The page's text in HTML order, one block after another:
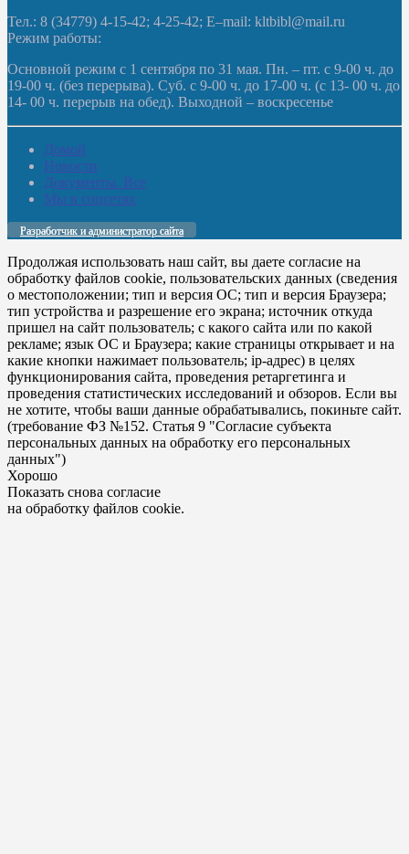
Тел.: 8 (34779) 4-15-42; 4-25-42; E–mail: kltbibl@mail.ru
Режим работы:
Основной режим с 1 сентября по 31 мая. Пн. – пт. с 9-00 ч. до
19-00 ч. (без перерыва). Суб. с 9-00 ч. до 17-00 ч. (с 13- 00 ч. до
14- 00 ч. перерыв на обед). Выходной – воскресенье
Домой
Новости
Документы. Все
Мы в соцсетях
Разработчик и администратор сайта
Продолжая использовать наш сайт, вы даете согласие на
обработку файлов cookie, пользовательских данных (сведения
о местоположении; тип и версия ОС; тип и версия Браузера;
тип устройства и разрешение его экрана; источник откуда
пришел на сайт пользователь; с какого сайта или по какой
рекламе; язык ОС и Браузера; какие страницы открывает и на
какие кнопки нажимает пользователь; ip-адрес) в целях
функционирования сайта, проведения ретаргетинга и
проведения статистических исследований и обзоров. Если вы
не хотите, чтобы ваши данные обрабатывались, покиньте сайт.
(требование ФЗ №152. Статья 9 "Согласие субъекта
персональных данных на обработку его персональных
данных")
Хорошо
Показать снова согласие
на обработку файлов cookie.